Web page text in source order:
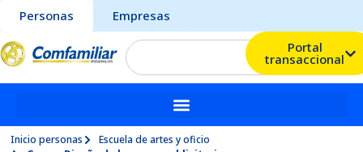
Personas
Empresas
Portal
transaccional
Inicio personas
Escuela de artes y oficio